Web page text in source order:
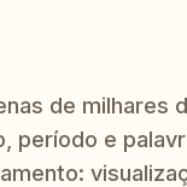
de milhares
período e